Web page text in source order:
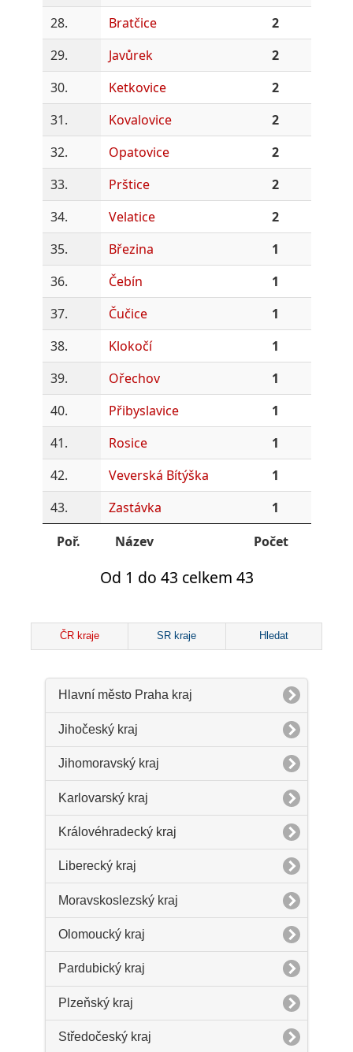
28.
Bratčice
2
29.
Javůrek
2
30.
Ketkovice
2
31.
Kovalovice
2
32.
Opatovice
2
33.
Prštice
2
34.
Velatice
2
35.
Březina
1
36.
Čebín
1
37.
Čučice
1
38.
Klokočí
1
39.
Ořechov
1
40.
Přibyslavice
1
41.
Rosice
1
42.
Veverská Bítýška
1
43.
Zastávka
1
Poř.
Název Počet
Od 1 do 43 celkem 43
ČR kraje SR kraje Hledat
Hlavní město Praha kraj
Jihočeský kraj
Jihomoravský kraj
Karlovarský kraj
Královéhradecký kraj
Liberecký kraj
Moravskoslezský kraj
Olomoucký kraj
Pardubický kraj
Plzeňský kraj
Středočeský kraj